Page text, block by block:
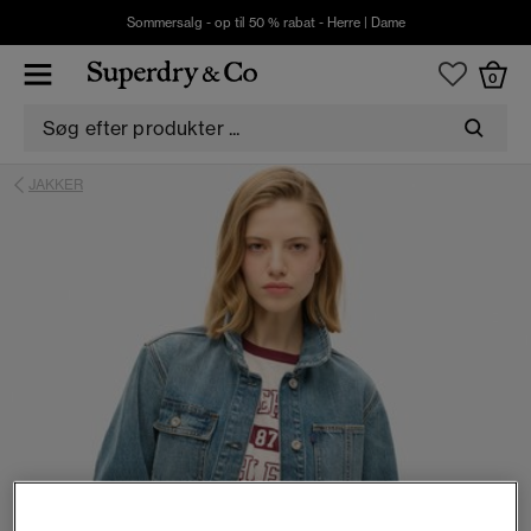
Sommersalg - op til 50 % rabat - Herre| Dame
0
JAKKER